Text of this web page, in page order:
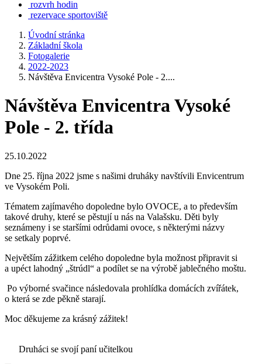
rozvrh hodin
rezervace sportoviště
Úvodní stránka
Základní škola
Fotogalerie
2022-2023
Návštěva Envicentra Vysoké Pole - 2....
Návštěva Envicentra Vysoké
Pole - 2. třída
25.10.2022
Dne 25. října 2022 jsme s našimi druháky navštívili Envicentrum
ve Vysokém Poli.
Tématem zajímavého dopoledne bylo OVOCE, a to především
takové druhy, které se pěstují u nás na Valašsku. Děti byly
seznámeny i se staršími odrůdami ovoce, s některými názvy
se setkaly poprvé.
Největším zážitkem celého dopoledne byla možnost připravit si
a upéct lahodný „štrúdl“ a podílet se na výrobě jablečného moštu.
Po výborné svačince následovala prohlídka domácích zvířátek,
o která se zde pěkně starají.
Moc děkujeme za krásný zážitek!
Druháci se svojí paní učitelkou